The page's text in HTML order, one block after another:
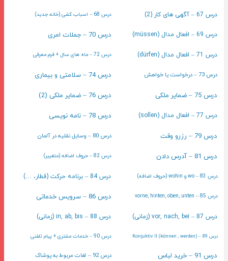
درس 67 – آگهی های کار (2) درس 68 – اسباب کشی (خانه جدید)
درس 69 – افعال مدال (müssen) درس 70 – جملات امری
درس 71 – افعال مدال (dürfen) درس 72 – ماه های سال + فرم معرفی
درس 73 – درخواست یا خواهش درس 74 – سلامتی و بیماری
درس 75 – ضمایر ملکی درس 76 – ضمایر ملکی (2)
درس 77 – افعال مدال (sollen) درس 78 – نامه نویسی
درس 79 – رزرو وقت درس 80 – وسایل نقلیه در آلمان
درس 81 – آدرس دادن درس 82 – حروف اضافه (متغییر)
درس 83 – wo و wohin (حروف اضافه) درس 84 – برنامه حرکت (قطار، …)
درس 85 – vorne, hinten, oben, unten درس 86 – سرویس خدماتی
درس 87 – vor, nach, bei (زمانی) درس 88 – in, ab, bis (زمانی)
درس 89 – (können , werden) Konjuktiv II درس 90 – خدمات مشتری + پیام تلفنی
درس 91 – خرید لباس درس 92 – لغات مربوط به پوشاک